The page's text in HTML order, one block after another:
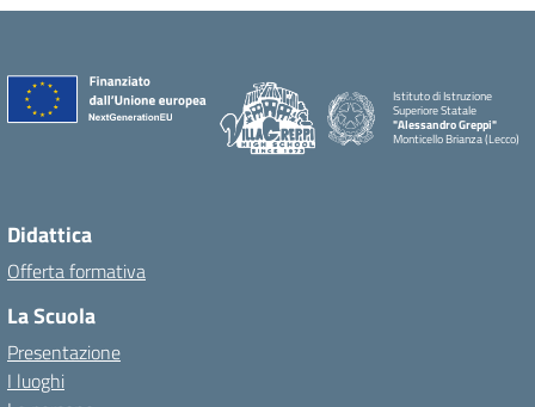
Istituto di Istruzione
Superiore Statale
"Alessandro Greppi"
Monticello Brianza (Lecco)
Didattica
Offerta formativa
La Scuola
Presentazione
I luoghi